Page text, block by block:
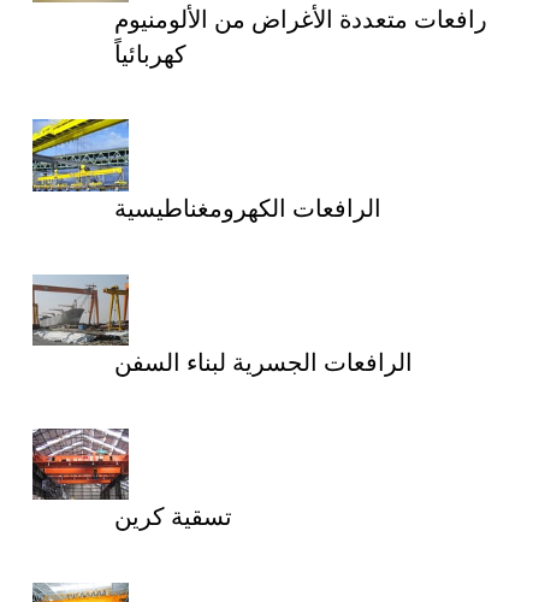
رافعات متعددة الأغراض من الألومنيوم
كهربائياً
الرافعات الكهرومغناطيسية
الرافعات الجسرية لبناء السفن
تسقية كرين